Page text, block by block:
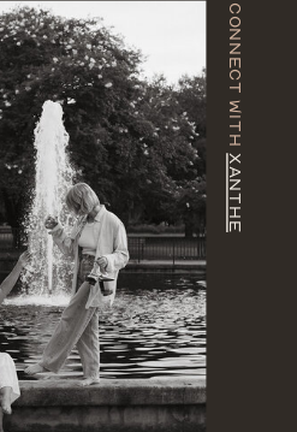
CONNECT WITH
XANTHE